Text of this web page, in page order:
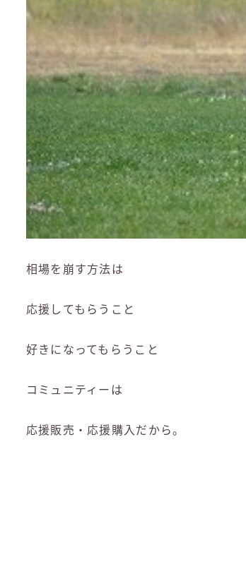
相場を崩す方法は
応援してもらうこと
好きになってもらうこと
コミュニティーは
応援販売・応援購入だから。